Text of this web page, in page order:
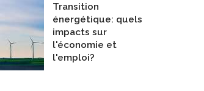
Transition
énergétique: quels
impacts sur
l'économie et
l'emploi?